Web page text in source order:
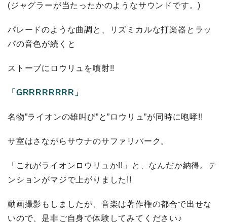
(ジャグラーが当たったかのようなサウンドです。)
パレードのような曲調と、リズミカルな打楽器とラッ
パの音色が続くと
ストーブにロウリュを噴射!!
「GRRRRRRRR」
名物”ライオンの雄叫び”と”ロウリュ”が同時に咆哮!!
サ室はさながらサウナのサファリパーク。
「これがライオンロウリュか!!」と、なんだか納得。テ
ンションがマジで上がりました!!
動画撮影もしましたが、音楽は著作権の都合で出せな
いので、是非ご自身で体験してみてください♪